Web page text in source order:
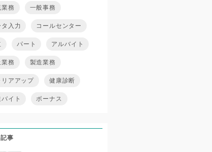
務 一般事務
入力 コールセンター
パート アルバイト
務 製造業務
リアアップ 健康診断
イト ボーナス
事